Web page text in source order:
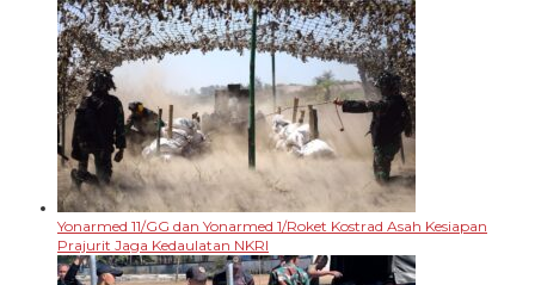
Yonarmed 11/GG dan Yonarmed 1/Roket Kostrad Asah Kesiapan
Prajurit Jaga Kedaulatan NKRI